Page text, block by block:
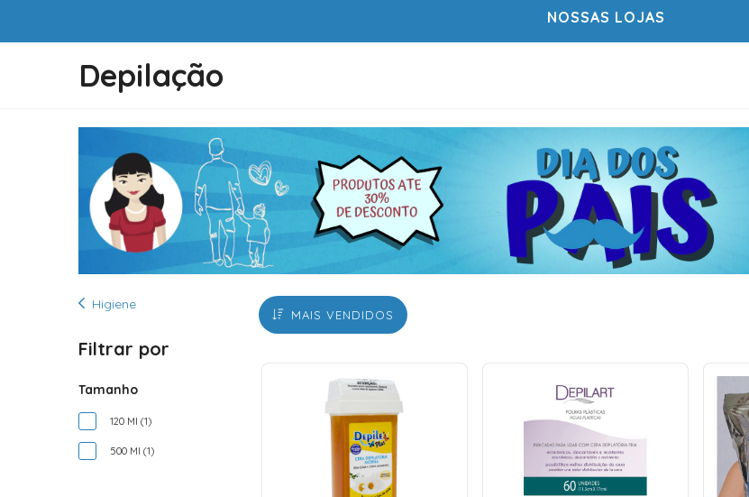
NOSSAS LOJAS
Depilação
Higiene
Filtrar por
Tamanho
120 Ml (1)
500 Ml (1)
MAIS VENDIDOS